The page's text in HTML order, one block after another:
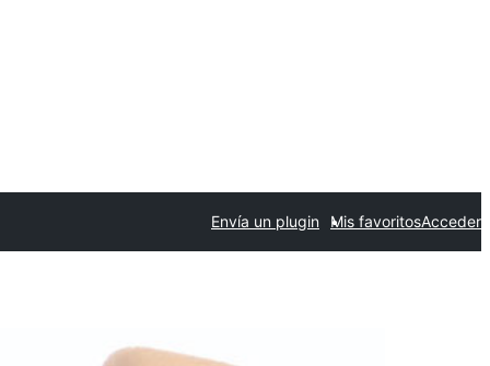
Envía un plugin Mis favoritosAcceder